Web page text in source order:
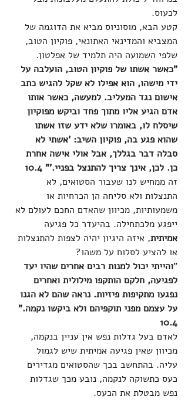
לכעוס.
קטע הבא, מוסוניוס מביא את הדוגמה של
המצביא והמדינאי האתונאי, פוקיון הטוב,
שלפי השמועה היה תלמיד של אפלטון.
"כאשר אשתו של פוקיון הטוב, הועלבה על
ידי מישהו, הוא אפילו לא שקל להגיש כתב
אישום נגד המעליב. למעשה, כאשר אותו
אדם הגיע אליו מתוך פחד וביקש מפוקיון
שיסלח לו, באומרו שלא ידע שזו אשתו
שהוא פגע בה, פוקיון השיב: 'אשתי לא
סבלה דבר בגללך, אבל אולי אישה אחרת
כן. לכן, אינך צריך להתנצל בפניי.'" 10.4
זה ממחיש לנו שעבור הסטואים, לא
התנצלות ולא סליחה הן הכרחיות או
משמעותיות, מכיוון שהאדם החכם לעולם לא
ייפגע מלכתחילה. בהיעדר כל פגיעה
אמיתית, איזה היגיון יהיה לצפות להתנצלות
או להציע לסלוח על משהו?
"והייתי יכול למנות רבים אחרים שהיו יעד
לפגיעה, חלקם הותקפו מילולית ואחרים
נפגעו מתקיפות פיזיות. נראה שהם לא הגנו
על עצמם מפני תוקפיהם ולא ביקשו נקמה."
10.4
לאדם בעל גדלות נפש אין עניין בנקמה,
מכיוון שאין פגיעה אמיתית שיש לגמול
עליה. בהתחשב בכך שהסטואים מגדירים
כעס כתשוקה לנקמה, נובע מכך שגדלות
נפש מבטלת את הכעס.